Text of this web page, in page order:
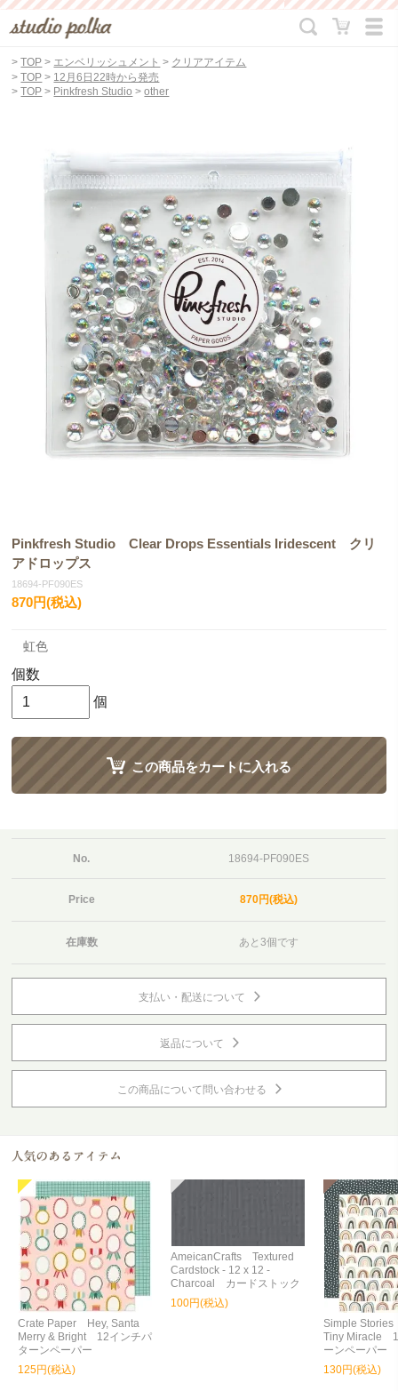
>TOP > エンベリッシュメント > クリアアイテム
>TOP > 12月6日22時から発売
>TOP > Pinkfresh Studio >other
Pinkfresh Studio Clear Drops Essentials Iridescent クリ
アドロップス
18694-PF090ES
870円(税込)
虹色
個数
個
この商品をカートに入れる
No. 18694-PF090ES
Price 870円(税込)
在庫数 あと3個です
支払い・配送について
返品について
この商品について問い合わせる
Crate Paper Hey, Santa
Merry & Bright 12インチパ
ターンペーパー
125円(税込)
AmeicanCrafts Textured
Cardstock - 12 x 12 -
Charcoal カードストック
100円(税込)
Simple
Tiny Miracle
ーンペーパー
130円(税込)